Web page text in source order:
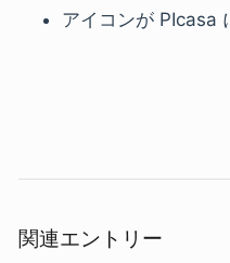
アイコンが PIcasa
関連エントリー